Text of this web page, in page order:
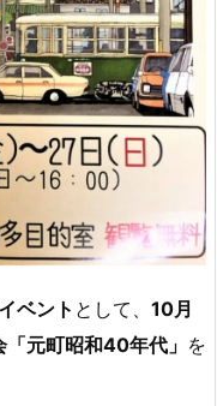
ベント として、 10月
元町昭和40年代」 を